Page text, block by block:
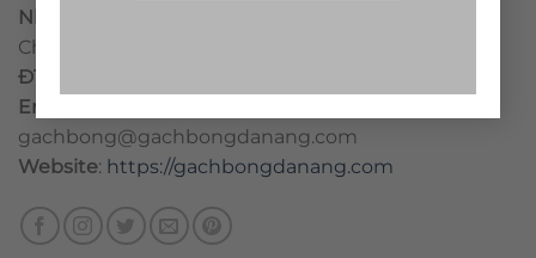
Nhà máy miền trung:
Chánh, Huyện Mộ Đức, Tỉnh Quảng Ngãi, Việt Nam
ĐT
Email
gachbong@gachbongdanang.com
Website: https://gachbongdanang.com